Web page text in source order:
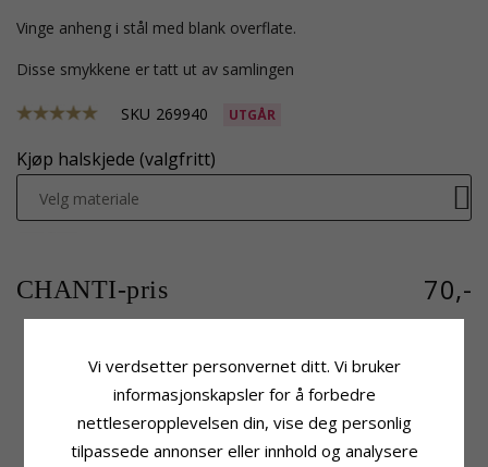
vinge anheng i stål med blank overflate.
Disse smykkene er tatt ut av samlingen
SKU 269940 UTGÅR
Kjøp halskjede (valgfritt)
Velg materiale
CHANTI-pris 70,-
Produktinformasjon
Anheng:Anheng
Edelmetall: Stål
Fatning
Bredde: 13 mm
Vi verdsetter personvernet ditt. Vi bruker
informasjonskapsler for å forbedre
nettleseropplevelsen din, vise deg personlig
tilpassede annonser eller innhold og analysere